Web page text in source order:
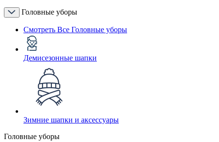
Головные уборы
Смотреть Все Головные уборы
Демисезонные шапки
Зимние шапки и аксессуары
Головные уборы